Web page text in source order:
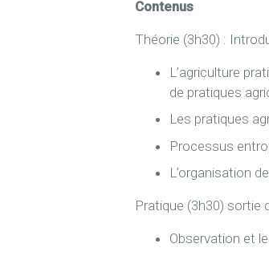
Contenus
Théorie (3h30) :
L’agriculture
de pratiques
Les pratiques
Processus
L’organisation
Pratique (3h30) sortie
Observation et